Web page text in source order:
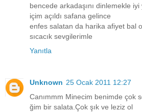
bencede arkadaşını dinlemekle
içim açıldı safana gelince
enfes salatan da harika afiyet bal
sıcacık sevgilerimle
Yanıtla
Unknown 25 Ocak 2011 12:27
Canımmm Minecim benimde çok
ğim bir salata.Çok şık ve leziz ol